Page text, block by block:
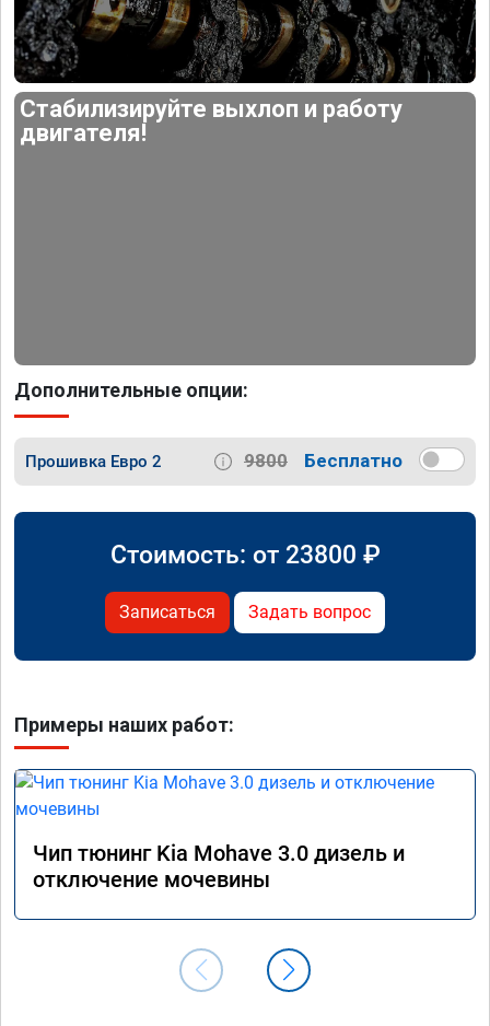
Стабилизируйте выхлоп и работу
двигателя!
Дополнительные опции:
Прошивка Евро 2 9800 Бесплатно
Стоимость: от 23800 ₽
Записаться Задать вопрос
Примеры наших работ:
Чип тюнинг Kia Mohave 3.0 дизель и
отключение мочевины